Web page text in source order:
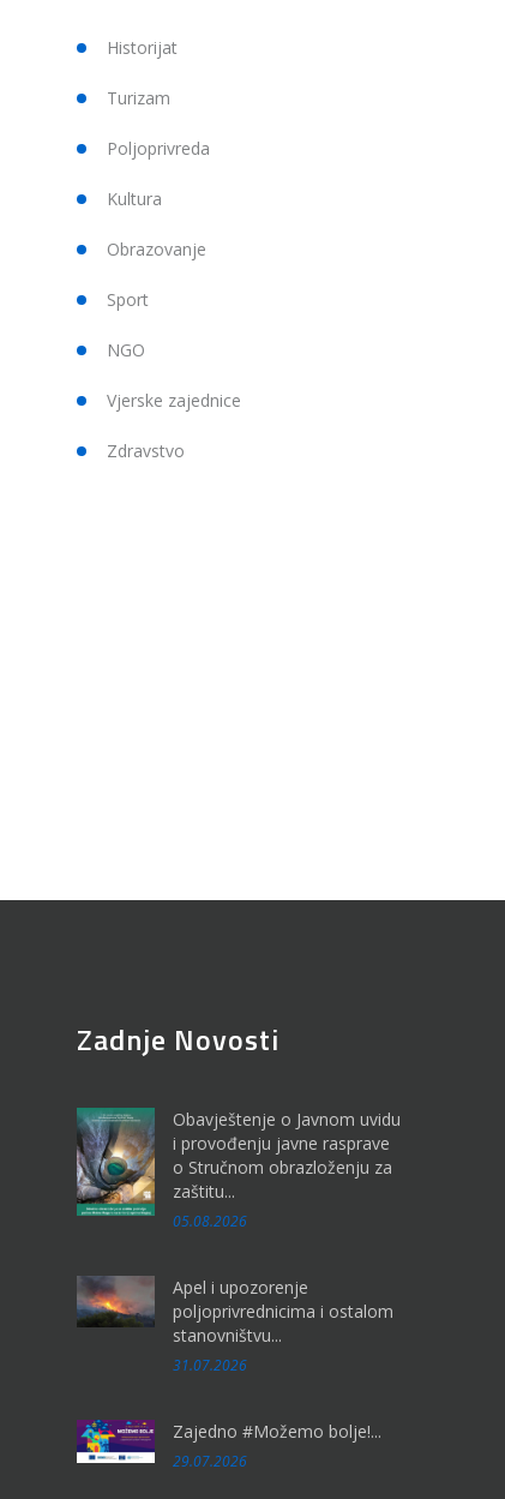
Historijat
Turizam
Poljoprivreda
Kultura
Obrazovanje
Sport
NGO
Vjerske zajednice
Zdravstvo
Zadnje Novosti
Obavještenje o Javnom uvidu
i provođenju javne rasprave
o Stručnom obrazloženju za
zaštitu...
05.08.2026
Apel i upozorenje
poljoprivrednicima i ostalom
stanovništvu...
31.07.2026
Zajedno #Možemo bolje!...
29.07.2026